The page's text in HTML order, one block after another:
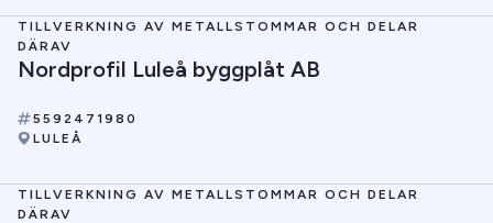
TILLVERKNING AV METALLSTOMMAR OCH DELAR
DÄRAV
Nordprofil Luleå byggplåt AB
5592471980
LULEÅ
TILLVERKNING AV METALLSTOMMAR OCH DELAR
DÄRAV